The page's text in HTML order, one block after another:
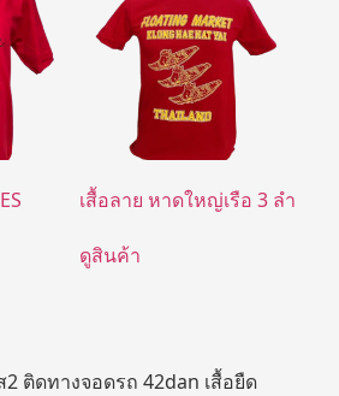
เสื้อลาย หาดใหญ่เรือ 3 ลำ
ดูสินค้า
2 ติดทางจอดรถ 42dan เสื้อยืด